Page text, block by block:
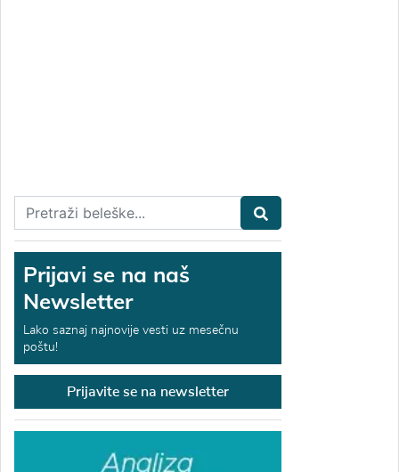
Prijavi se na naš
Newsletter
Lako saznaj najnovije vesti uz mesečnu
poštu!
Prijavite se na newsletter